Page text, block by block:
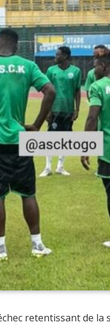
retentissant de